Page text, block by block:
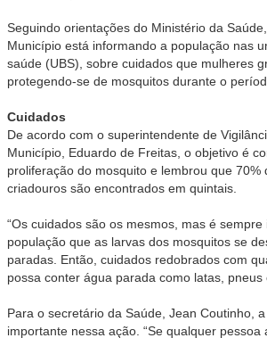
Seguindo orientações do Ministério da
Município está informando a população nas
saúde (UBS), sobre cuidados que mulheres
protegendo-se de mosquitos durante o
Cuidados
De acordo com o superintendente de
Município, Eduardo de Freitas, o objetivo é
proliferação do mosquito e lembrou que 70%
criadouros são encontrados em quintais.
“Os cuidados são os mesmos, mas é
população que as larvas dos mosquitos se
paradas. Então, cuidados redobrados com
possa conter água parada como latas, pneus
Para o secretário da Saúde, Jean Coutinho,
importante nessa ação. “Se qualquer pessoa